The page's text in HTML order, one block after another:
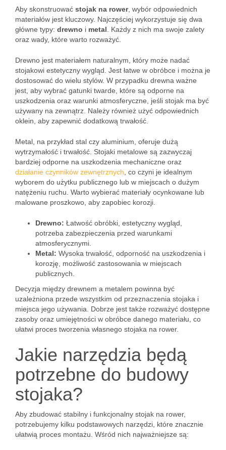
Aby skonstruować stojak na rower, wybór odpowiednich
materiałów jest kluczowy. Najczęściej wykorzystuje się dwa
główne typy: drewno i metal . Każdy z nich ma swoje zalety
oraz wady, które warto rozważyć.
Drewno jest materiałem naturalnym, który może nadać
stojakowi estetyczny wygląd. Jest łatwe w obróbce i można je
dostosować do wielu stylów. W przypadku drewna ważne
jest, aby wybrać gatunki twarde, które są odporne na
uszkodzenia oraz warunki atmosferyczne, jeśli stojak ma być
używany na zewnątrz. Należy również użyć odpowiednich
oklein, aby zapewnić dodatkową trwałość.
Metal, na przykład stal czy aluminium, oferuje dużą
wytrzymałość i trwałość. Stojaki metalowe są zazwyczaj
bardziej odporne na uszkodzenia mechaniczne oraz
działanie czynników zewnętrznych , co czyni je idealnym
wyborem do użytku publicznego lub w miejscach o dużym
natężeniu ruchu. Warto wybierać materiały ocynkowane lub
malowane proszkowo, aby zapobiec korozji.
Drewno: Łatwość obróbki, estetyczny wygląd,
potrzeba zabezpieczenia przed warunkami
atmosferycznymi.
Metal: Wysoka trwałość, odporność na uszkodzenia i
korozję, możliwość zastosowania w miejscach
publicznych.
Decyzja między drewnem a metalem powinna być
uzależniona przede wszystkim od przeznaczenia stojaka i
miejsca jego używania. Dobrze jest także rozważyć dostępne
zasoby oraz umiejętności w obróbce danego materiału, co
ułatwi proces tworzenia własnego stojaka na rower.
Jakie narzędzia będą
potrzebne do budowy
stojaka?
Aby zbudować stabilny i funkcjonalny stojak na rower,
potrzebujemy kilku podstawowych narzędzi, które znacznie
ułatwią proces montażu. Wśród nich najważniejsze są: